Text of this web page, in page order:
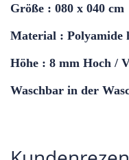
Größe : 080 x 040 cm
Material : Polyamide
Höhe : 8 mm Hoch /
Waschbar in der